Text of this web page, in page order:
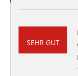
SEHR GUT